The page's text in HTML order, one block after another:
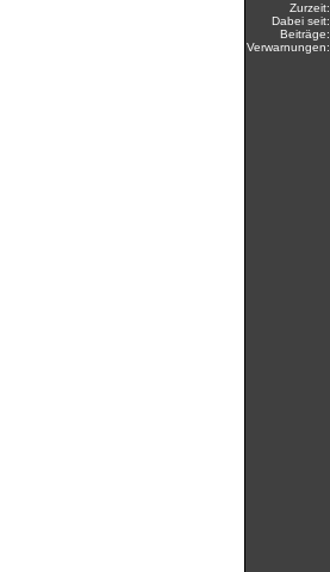
Zurzeit:
Dabei seit:
Beiträge:
Verwarnungen: